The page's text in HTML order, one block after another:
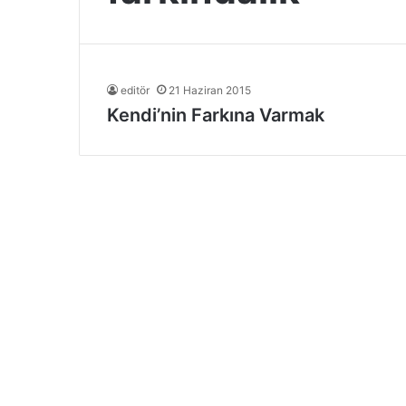
editör 21 Haziran 2015
Kendi’nin Farkına Varmak